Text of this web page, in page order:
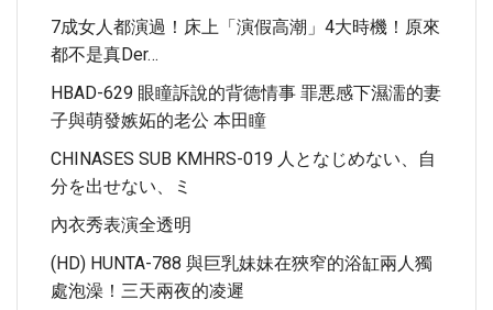
7成女人都演過！床上「演假高潮」4大時機！原來
都不是真der…
HBAD-629 眼瞳訴說的背德情事 罪悪感下濕濡的妻
子與萌發嫉妬的老公 本田瞳
CHINASES SUB KMHRS-019 人となじめない、自
分を出せない、ミ
內衣秀表演全透明
(HD) HUNTA-788 與巨乳妹妹在狹窄的浴缸兩人獨
處泡澡！三天兩夜的凌遲